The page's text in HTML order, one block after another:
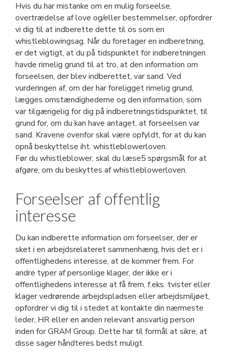
Hvis du har mistanke om en mulig forseelse,
overtrædelse af love og/eller bestemmelser, opfordrer
vi dig til at indberette dette til os som en
whistleblowingsag. Når du foretager en indberetning,
er det vigtigt, at du på tidspunktet for indberetningen
havde rimelig grund til at tro, at den information om
forseelsen, der blev indberettet, var sand. Ved
vurderingen af, om der har foreligget rimelig grund,
lægges omstændighederne og den information, som
var tilgængelig for dig på indberetningstidspunktet, til
grund for, om du kan have antaget, at forseelsen var
sand. Kravene ovenfor skal være opfyldt, for at du kan
opnå beskyttelse iht. whistleblowerloven.
Før du whistleblower, skal du læse5 spørgsmål for at
afgøre, om du beskyttes af whistleblowerloven.
Forseelser af offentlig
interesse
Du kan indberette information om forseelser, der er
sket i en arbejdsrelateret sammenhæng, hvis det er i
offentlighedens interesse, at de kommer frem. For
andre typer af personlige klager, der ikke er i
offentlighedens interesse at få frem, f.eks. tvister eller
klager vedrørende arbejdspladsen eller arbejdsmiljøet,
opfordrer vi dig til i stedet at kontakte din nærmeste
leder, HR eller en anden relevant ansvarlig person
inden for GRAM Group. Dette har til formål at sikre, at
disse sager håndteres bedst muligt.